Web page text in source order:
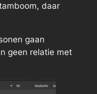
daar
gaan
geen relatie met